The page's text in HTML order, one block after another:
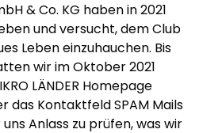
& Co. KG haben in 2021
und versucht, dem Club
Leben einzuhauchen. Bis
wir im Oktober 2021
LÄNDER Homepage
das Kontaktfeld SPAM Mails
Anlass zu prüfen, was wir